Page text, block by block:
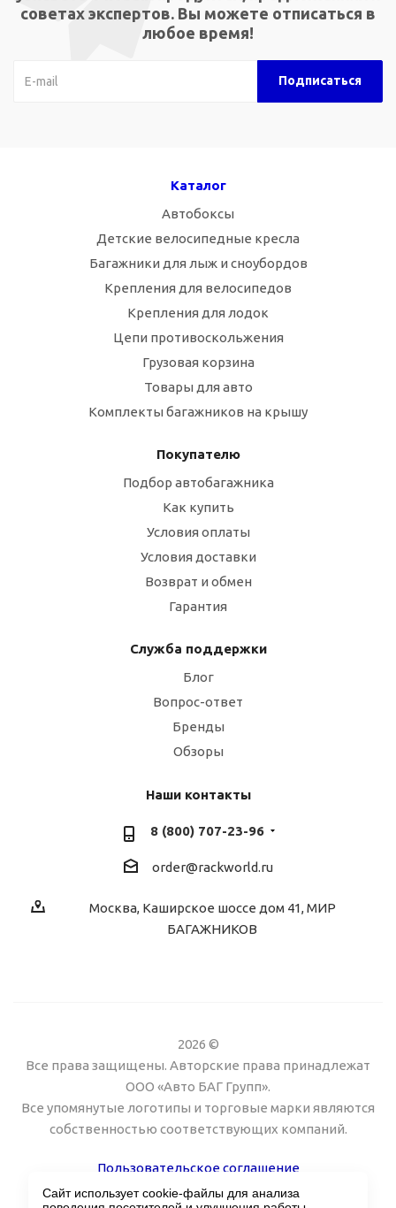
советах экспертов. Вы можете отписаться в
любое время!
Каталог
Автобоксы
Детские велосипедные кресла
Багажники для лыж и сноубордов
Крепления для велосипедов
Крепления для лодок
Цепи противоскольжения
Грузовая корзина
Товары для авто
Комплекты багажников на крышу
Покупателю
Подбор автобагажника
Как купить
Условия оплаты
Условия доставки
Возврат и обмен
Гарантия
Служба поддержки
Блог
Вопрос-ответ
Бренды
Обзоры
Наши контакты
8 (800) 707-23-96
order@rackworld.ru
Москва, Каширское шоссе дом 41, МИР
БАГАЖНИКОВ
2026 ©
Все права защищены. Авторские права принадлежат
ООО «Авто БАГ Групп».
Все упомянутые логотипы и торговые марки являются
собственностью соответствующих компаний.
Пользовательское соглашение
Сайт использует cookie-файлы для анализа